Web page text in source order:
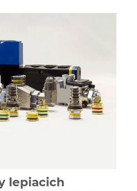
lepiacich